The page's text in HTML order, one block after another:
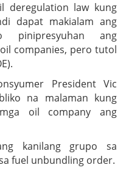
deregulation law kung
dapat makialam ang
pinipresyuhan ang
companies, pero tutol
President Vic
na malaman kung
oil company ang
kanilang grupo sa
fuel unbundling order.